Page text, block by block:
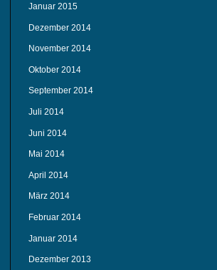
Januar 2015
Dezember 2014
November 2014
Oktober 2014
September 2014
Juli 2014
Juni 2014
Mai 2014
April 2014
März 2014
Februar 2014
Januar 2014
Dezember 2013